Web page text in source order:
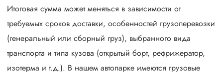
Итоговая сумма может меняться в зависимости от
требуемых сроков доставки, особенностей грузоперевозки
(генеральный или сборный груз), выбранного вида
транспорта и типа кузова (открытый борт, рефрижератор,
изотерма и т.д.). В нашем автопарке имеются грузовые